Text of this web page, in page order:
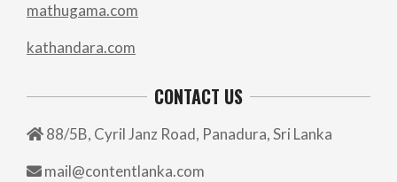
mathugama.com
kathandara.com
CONTACT US
88/5B, Cyril Janz Road, Panadura, Sri Lanka
mail@contentlanka.com